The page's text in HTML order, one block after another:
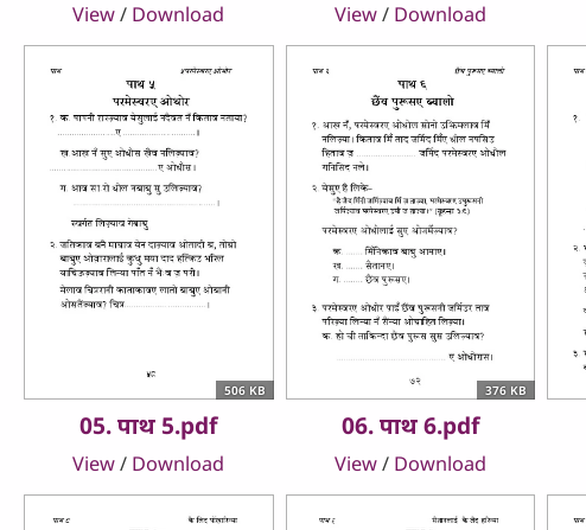
View/ Download View/ Download
506 KB
05. पाथ 5.pdf
View/ Download
376 KB
06. पाथ 6.pdf
View/ Download